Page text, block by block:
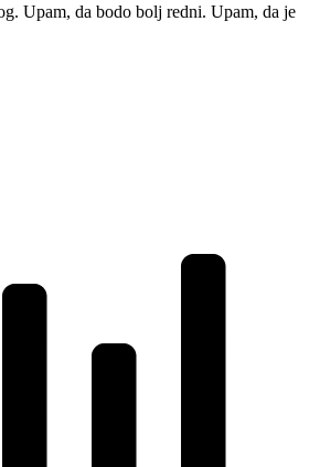
Upam, da bodo bolj redni. Upam, da je